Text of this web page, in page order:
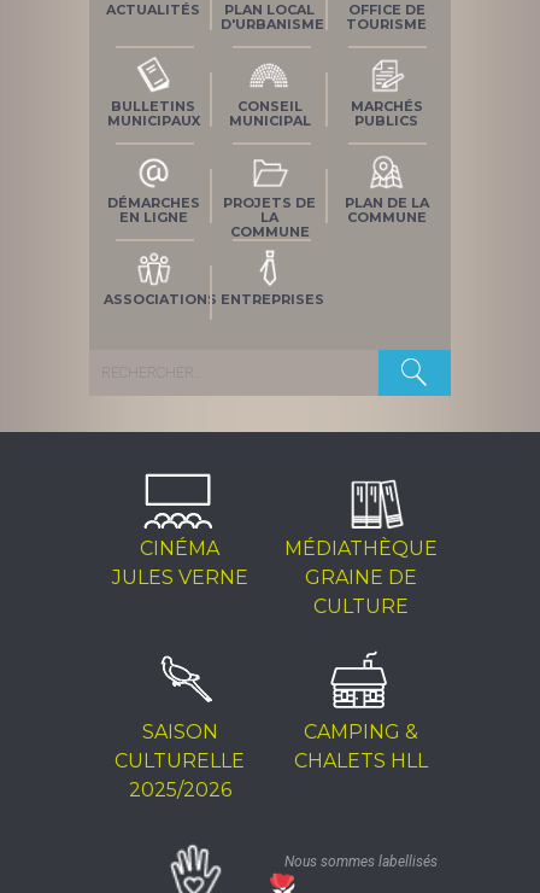
ACTUALITÉS
PLAN LOCAL
D'URBANISME
OFFICE DE
TOURISME
BULLETINS
MUNICIPAUX
CONSEIL
MUNICIPAL
MARCHÉS
PUBLICS
DÉMARCHES
EN LIGNE
PROJETS DE
LA
COMMUNE
PLAN DE LA
COMMUNE
ASSOCIATIONS ENTREPRISES
Rechercher :
CINÉMA
JULES VERNE
MÉDIATHÈQUE
GRAINE DE
CULTURE
SAISON
CULTURELLE
2025/2026
CAMPING &
CHALETS HLL
Nous sommes labellisés